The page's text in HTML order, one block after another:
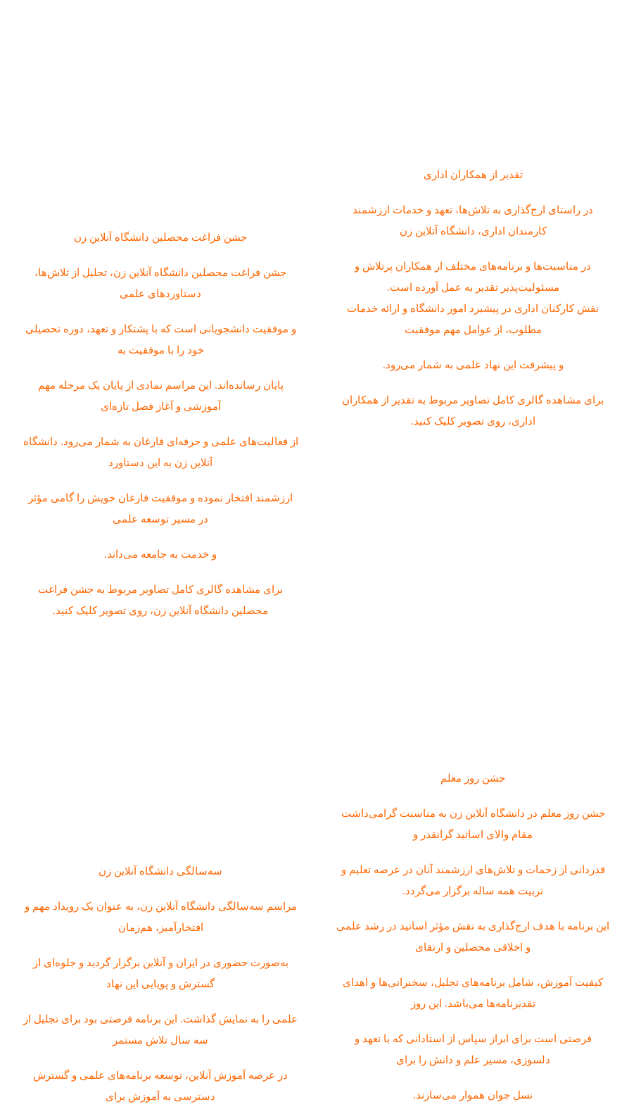
تقدیر از همکاران اداری
در راستای ارج‌گذاری به تلاش‌ها، تعهد و خدمات ارزشمند
کارمندان اداری، دانشگاه آتلاین زن
در مناسبت‌ها و برنامه‌های مختلف از همکاران پرتلاش و
مسئولیت‌پذیر تقدیر به عمل آورده است.
نقش کارکنان اداری در پیشبرد امور دانشگاه و ارائه خدمات
مطلوب، از عوامل مهم موفقیت
و پیشرفت این نهاد علمی به شمار می‌رود.
برای مشاهده گالری کامل تصاویر مربوط به تقدیر از همکاران
اداری، روی تصویر کلیک کنید.
جشن فراغت محصلین دانشگاه آنلاین زن
جشن فراغت محصلین دانشگاه آنلاین زن، تجلیل از تلاش‌ها،
دستاوردهای علمی
و موفقیت دانشجویانی است که با پشتکار و تعهد، دوره تحصیلی
خود را با موفقیت به
پایان رسانده‌اند. این مراسم نمادی از پایان یک مرحله مهم
آموزشی و آغاز فصل تازه‌ای
از فعالیت‌های علمی و حرفه‌ای فارغان به شمار می‌رود. دانشگاه
آنلاین زن به این دستاورد
ارزشمند افتخار نموده و موفقیت فارغان خویش را گامی مؤثر
در مسیر توسعه علمی
و خدمت به جامعه می‌داند.
برای مشاهده گالری کامل تصاویر مربوط به جشن فراغت
محصلین دانشگاه آنلاین زن، روی تصویر کلیک کنید.
جشن روز معلم
جشن روز معلم در دانشگاه آنلاین زن به مناسبت گرامی‌داشت
مقام والای اساتید گرانقدر و
قدردانی از زحمات و تلاش‌های ارزشمند آنان در عرصه تعلیم و
تربیت همه ساله برگزار می‌گردد.
این برنامه با هدف ارج‌گذاری به نقش مؤثر اساتید در رشد علمی
و اخلاقی محصلین و ارتقای
کیفیت آموزش، شامل برنامه‌های تجلیل، سخنرانی‌ها و اهدای
تقدیرنامه‌ها می‌باشد. این روز
فرصتی است برای ابراز سپاس از استادانی که با تعهد و
دلسوزی، مسیر علم و دانش را برای
نسل جوان هموار می‌سازند.
سه‌سالگی دانشگاه آنلاین زن
مراسم سه‌سالگی دانشگاه آنلاین زن، به عنوان یک رویداد مهم و
افتخارآمیز، هم‌زمان
به‌صورت حضوری در ایران و آنلاین برگزار گردید و جلوه‌ای از
گسترش و پویایی این نهاد
علمی را به نمایش گذاشت. این برنامه فرصتی بود برای تجلیل از
سه سال تلاش مستمر
در عرصه آموزش آنلاین، توسعه برنامه‌های علمی و گسترش
دسترسی به آموزش برای